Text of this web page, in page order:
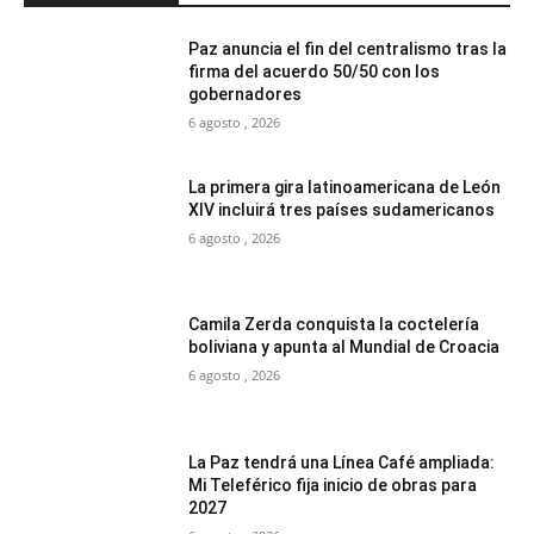
Paz anuncia el fin del centralismo tras la
firma del acuerdo 50/50 con los
gobernadores
6 agosto , 2026
La primera gira latinoamericana de León
XIV incluirá tres países sudamericanos
6 agosto , 2026
Camila Zerda conquista la coctelería
boliviana y apunta al Mundial de Croacia
6 agosto , 2026
La Paz tendrá una Línea Café ampliada:
Mi Teleférico fija inicio de obras para
2027